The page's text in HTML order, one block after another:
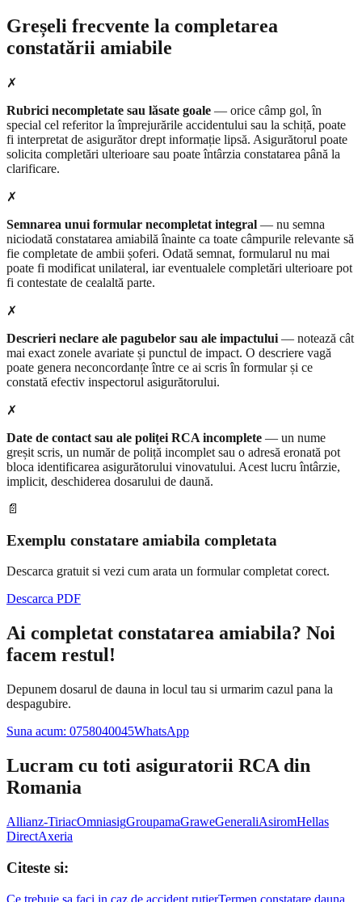
Greșeli frecvente la completarea
constatării amiabile
✗
Rubrici necompletate sau lăsate goale — orice câmp gol, în
special cel referitor la împrejurările accidentului sau la schiță, poate
fi interpretat de asigurător drept informație lipsă. Asigurătorul poate
solicita completări ulterioare sau poate întârzia constatarea până la
clarificare.
✗
Semnarea unui formular necompletat integral — nu semna
niciodată constatarea amiabilă înainte ca toate câmpurile relevante să
fie completate de ambii șoferi. Odată semnat, formularul nu mai
poate fi modificat unilateral, iar eventualele completări ulterioare pot
fi contestate de cealaltă parte.
✗
Descrieri neclare ale pagubelor sau ale impactului — notează cât
mai exact zonele avariate și punctul de impact. O descriere vagă
poate genera neconcordanțe între ce ai scris în formular și ce
constată efectiv inspectorul asigurătorului.
✗
Date de contact sau ale poliței RCA incomplete — un nume
greșit scris, un număr de poliță incomplet sau o adresă eronată pot
bloca identificarea asigurătorului vinovatului. Acest lucru întârzie,
implicit, deschiderea dosarului de daună.
📄
Exemplu constatare amiabila completata
Descarca gratuit si vezi cum arata un formular completat corect.
Descarca PDF
Ai completat constatarea amiabila? Noi
facem restul!
Depunem dosarul de dauna in locul tau si urmarim cazul pana la
despagubire.
Suna acum: 0758040045WhatsApp
Lucram cu toti asiguratorii RCA din
Romania
Allianz-TiriacOmniasigGroupamaGraweGeneraliAsiromHellas
DirectAxeria
Citeste si:
Ce trebuie sa faci in caz de accident rutierTermen constatare dauna.